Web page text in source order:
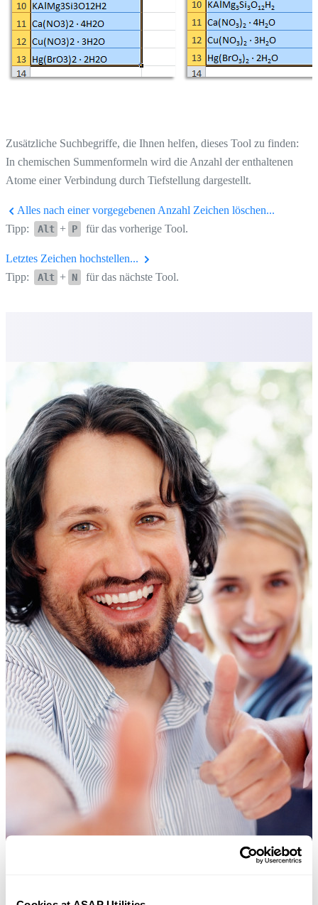
Zusätzliche Suchbegriffe, die Ihnen helfen, dieses Tool zu finden:
In chemischen Summenformeln wird die Anzahl der enthaltenen
Atome einer Verbindung durch Tiefstellung dargestellt.
Alles nach einer vorgegebenen Anzahl Zeichen löschen...
Tipp:
Alt + P für das vorherige Tool.
Letztes Zeichen hochstellen...
Tipp:
Alt + N für das nächste Tool.